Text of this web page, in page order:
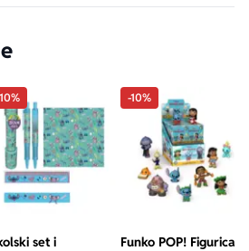
set i
-10%
Funko POP! Figurica -